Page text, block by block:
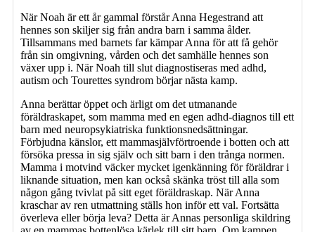
När Noah är ett år gammal förstår Anna Hegestrand att
hennes son skiljer sig från andra barn i samma ålder.
Tillsammans med barnets far kämpar Anna för att få gehör
från sin omgivning, vården och det samhälle hennes son
växer upp i. När Noah till slut diagnostiseras med adhd,
autism och Tourettes syndrom börjar nästa kamp.
Anna berättar öppet och ärligt om det utmanande
föräldraskapet, som mamma med en egen adhd-diagnos till ett
barn med neuropsykiatriska funktionsnedsättningar.
Förbjudna känslor, ett mammasjälvförtroende i botten och att
försöka pressa in sig själv och sitt barn i den trånga normen.
Mamma i motvind väcker mycket igenkänning för föräldrar i
liknande situation, men kan också skänka tröst till alla som
någon gång tvivlat på sitt eget föräldraskap. När Anna
kraschar av ren utmattning ställs hon inför ett val. Fortsätta
överleva eller börja leva? Detta är Annas personliga skildring